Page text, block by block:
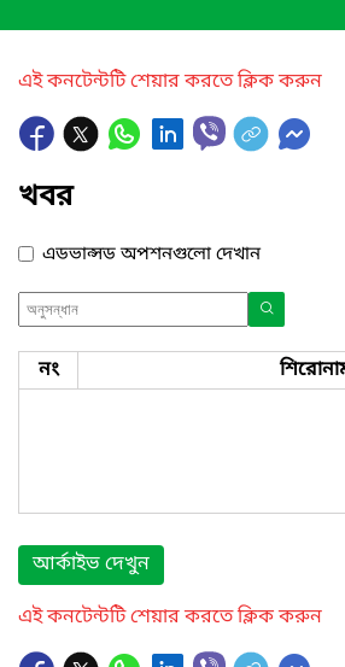
এই কনটেন্টটি শেয়ার করতে ক্লিক করুন
খবর
এডভান্সড অপশনগুলো দেখান
নং
আর্কাইভ দেখুন
এই কনটেন্টটি শেয়ার করতে ক্লিক করুন